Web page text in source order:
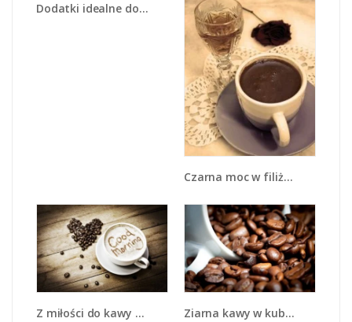
Dodatki idealne do kawy - JN379
Czarna moc w filiżance - JN167
Z miłości do kawy - JN710 Ziarna kawy w kubku - JN367